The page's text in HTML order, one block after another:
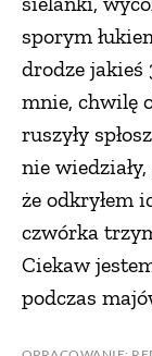
sporym
drodze jakieś
mnie, chwilę
ruszyły
nie
że odkryłem
czwórka
Ciekaw
podczas